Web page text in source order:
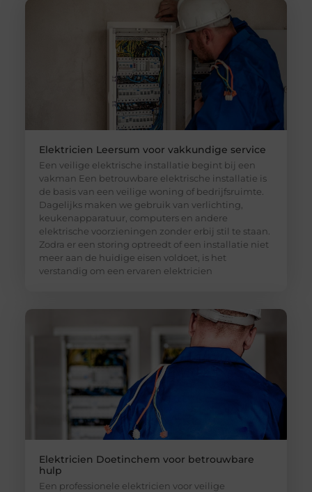
Elektricien Leersum voor vakkundige service
Een veilige elektrische installatie begint bij een
vakman Een betrouwbare elektrische installatie is
de basis van een veilige woning of bedrijfsruimte.
Dagelijks maken we gebruik van verlichting,
keukenapparatuur, computers en andere
elektrische voorzieningen zonder erbij stil te staan.
Zodra er een storing optreedt of een installatie niet
meer aan de huidige eisen voldoet, is het
verstandig om een ervaren elektricien
Elektricien Doetinchem voor betrouwbare
hulp
Een professionele elektricien voor veilige